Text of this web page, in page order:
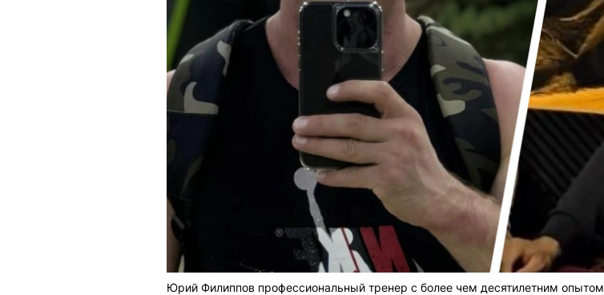
Юрий Филиппов профессиональный тренер с более чем десятилетним опытом